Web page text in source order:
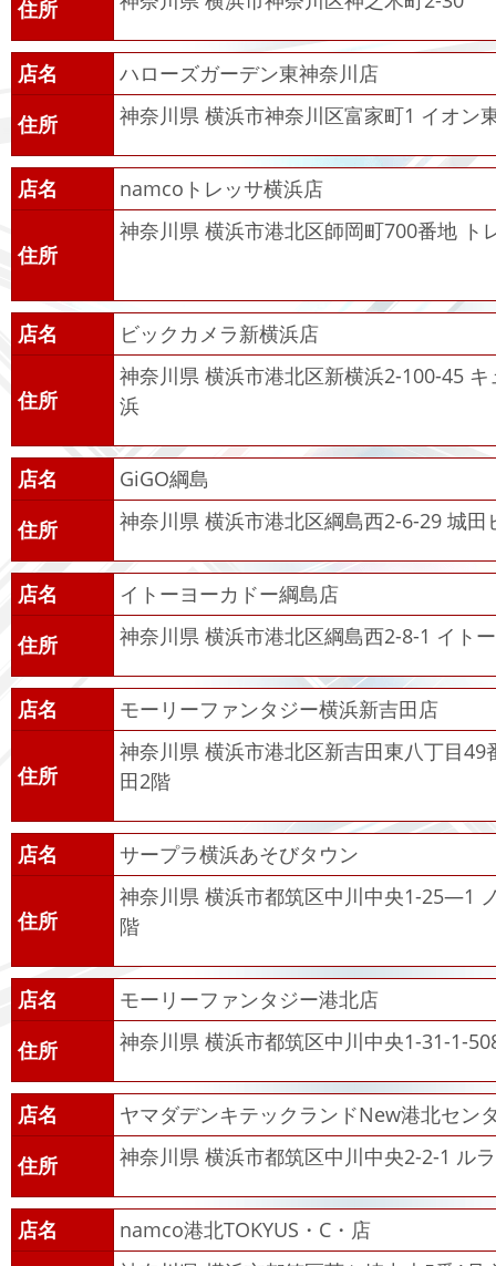
住所
店名
ハローズガーデン東神奈川店
住所
神奈川県 横浜市神奈川区富家町1 イオン
店名 namcoトレッサ横浜店
住所
神奈川県 横浜市港北区師岡町700番地 ト
店名 ビックカメラ新横浜店
住所
神奈川県 横浜市港北区新横浜2-100-45
浜
店名
GiGO綱島
住所
神奈川県 横浜市港北区綱島西2-6-29 城田
店名
イトーヨーカドー綱島店
住所
神奈川県 横浜市港北区綱島西2-8-1 イト
店名 モーリーファンタジー横浜新吉田店
住所
神奈川県 横浜市港北区新吉田東八丁目49
田2階
店名 サープラ横浜あそびタウン
住所
神奈川県 横浜市都筑区中川中央1-25―1
階
店名
モーリーファンタジー港北店
住所
神奈川県 横浜市都筑区中川中央1-31-1-
店名
ヤマダデンキテックランドNew港北セン
住所
神奈川県 横浜市都筑区中川中央2-2-1 ル
店名
namco港北TOKYUS・C・店